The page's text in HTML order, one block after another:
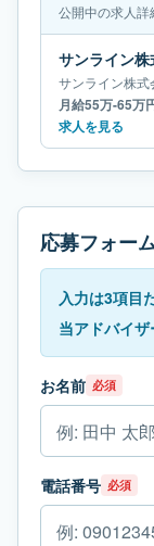
公開中の求人詳
サンライン株式
月給55万-65万
求人を見る
応募フォー
入力は3項目
当アドバイザ
お名前 必須
電話番号 必須